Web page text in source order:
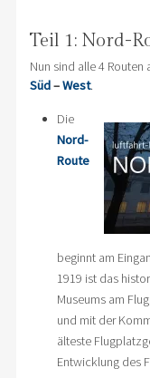
Teil 1: Nord-
Nun sind alle 4
Süd–West.
Die
Nord-
Route
beginnt am
1919 ist das
Museums am
und mit der
älteste
Entwicklung des